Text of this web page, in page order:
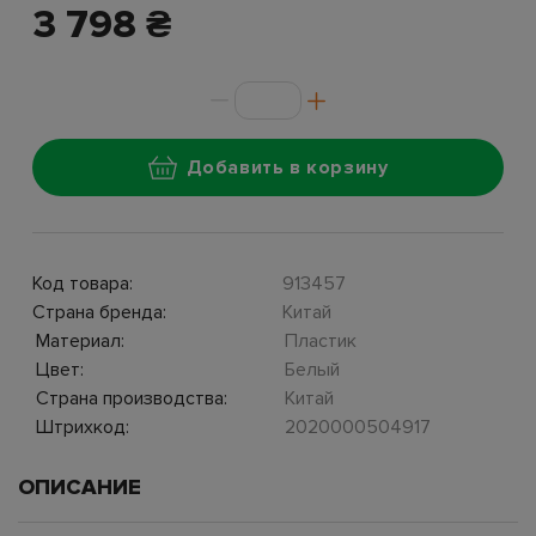
3 798 ₴
Добавить в корзину
Код товара:
913457
Страна бренда:
Китай
Материал:
Пластик
Цвет:
Белый
Страна производства:
Китай
Штрихкод:
2020000504917
ОПИСАНИЕ